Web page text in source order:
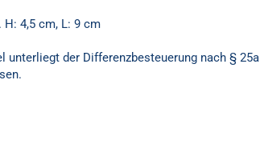
H: 4,5 cm, L: 9 cm
unterliegt der Differenzbesteuerung nach §